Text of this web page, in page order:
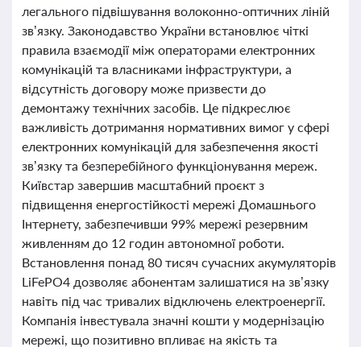
легального підвішування волоконно-оптичних ліній
зв’язку. Законодавство України встановлює чіткі
правила взаємодії між операторами електронних
комунікацій та власниками інфраструктури, а
відсутність договору може призвести до
демонтажу технічних засобів. Це підкреслює
важливість дотримання нормативних вимог у сфері
електронних комунікацій для забезпечення якості
зв’язку та безперебійного функціонування мереж.
Київстар завершив масштабний проєкт з
підвищення енергостійкості мережі Домашнього
Інтернету, забезпечивши 99% мережі резервним
живленням до 12 годин автономної роботи.
Встановлення понад 80 тисяч сучасних акумуляторів
LiFePO4 дозволяє абонентам залишатися на зв’язку
навіть під час тривалих відключень електроенергії.
Компанія інвестувала значні кошти у модернізацію
мережі, що позитивно впливає на якість та